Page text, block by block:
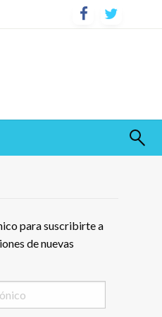
para suscribirte a
de nuevas